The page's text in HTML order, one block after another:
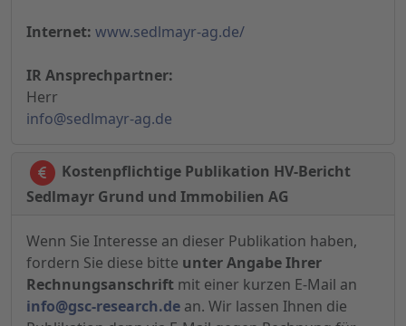
Internet: www.sedlmayr-ag.de/
IR Ansprechpartner:
Herr
info@sedlmayr-ag.de
Kostenpflichtige Publikation HV-Bericht
Sedlmayr Grund und Immobilien AG
Wenn Sie Interesse an dieser Publikation haben,
fordern Sie diese bitte unter Angabe Ihrer
Rechnungsanschrift mit einer kurzen E-Mail an
info@gsc-research.de an. Wir lassen Ihnen die